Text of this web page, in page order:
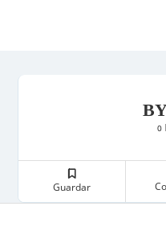
0
Guardar